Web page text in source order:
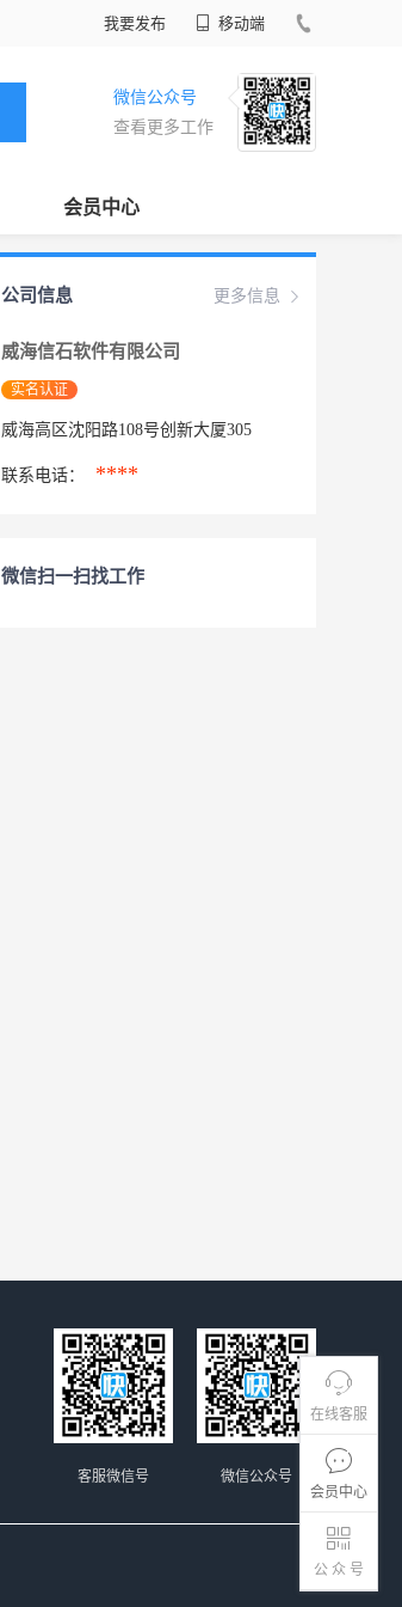
我要发布 移动端
微信公众号
查看更多工作
会员中心
在线客服
会员中心
公 众 号
更多信息
公司信息
威海信石软件有限公司
实名认证
威海高区沈阳路108号创新大厦305
联系电话： ****
微信扫一扫找工作
微信公众号
客服微信号